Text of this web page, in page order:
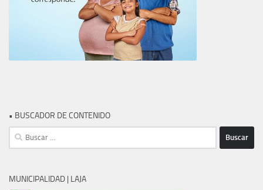
• BUSCADOR DE CONTENIDO
Buscar:
MUNICIPALIDAD | LAJA